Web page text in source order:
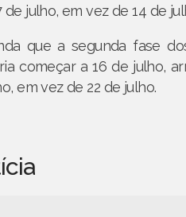
julho, em vez de 14 de
que a segunda fase
começar a 16 de julho,
em vez de 22 de julho.